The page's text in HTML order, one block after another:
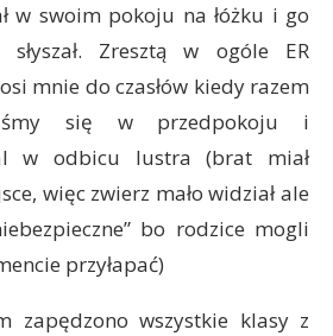
w swoim pokoju na łóżku i go
Zresztą w ogóle ER
mnie do czasłów kiedy razem
się w przedpokoju i
w odbicu lustra (brat miał
więc zwierz mało widział ale
bo rodzice mogli
przyłapać)
zapędzono wszystkie klasy z